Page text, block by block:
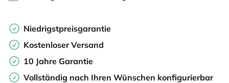
Niedrigstpreisgarantie
Kostenloser Versand
10 Jahre Garantie
Vollständig nach Ihren Wünschen konfigurierbar